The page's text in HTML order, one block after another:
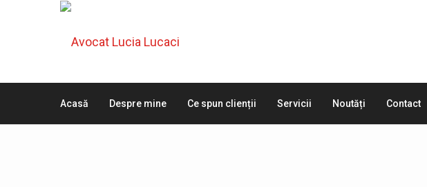
Acasă Despre mine Ce spun clienții Servicii Noutăți Contact